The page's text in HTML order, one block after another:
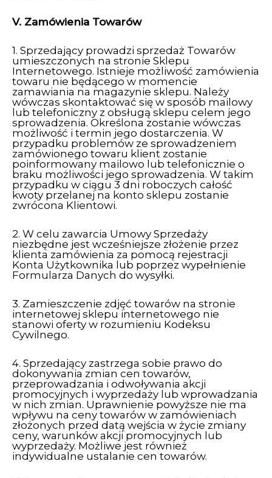
V. Zamówienia Towarów
1. Sprzedający prowadzi sprzedaż Towarów
umieszczonych na stronie Sklepu
Internetowego. Istnieje możliwość zamówienia
towaru nie będącego w momencie
zamawiania na magazynie sklepu. Należy
wówczas skontaktować się w sposób mailowy
lub telefoniczny z obsługą sklepu celem jego
sprowadzenia. Określona zostanie wówczas
możliwość i termin jego dostarczenia. W
przypadku problemów ze sprowadzeniem
zamówionego towaru klient zostanie
poinformowany mailowo lub telefonicznie o
braku możliwości jego sprowadzenia. W takim
przypadku w ciągu 3 dni roboczych całość
kwoty przelanej na konto sklepu zostanie
zwrócona Klientowi.
2. W celu zawarcia Umowy Sprzedaży
niezbędne jest wcześniejsze złożenie przez
klienta zamówienia za pomocą rejestracji
Konta Użytkownika lub poprzez wypełnienie
Formularza Danych do wysyłki.
3. Zamieszczenie zdjęć towarów na stronie
internetowej sklepu internetowego nie
stanowi oferty w rozumieniu Kodeksu
Cywilnego.
4. Sprzedający zastrzega sobie prawo do
dokonywania zmian cen towarów,
przeprowadzania i odwoływania akcji
promocyjnych i wyprzedaży lub wprowadzania
w nich zmian. Uprawnienie powyższe nie ma
wpływu na ceny towarów w zamówieniach
złożonych przed datą wejścia w życie zmiany
ceny, warunków akcji promocyjnych lub
wyprzedaży. Możliwe jest również
indywidualne ustalanie cen towarów.